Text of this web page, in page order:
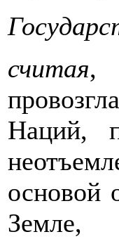
считая,
Наций,
основой
Земле,